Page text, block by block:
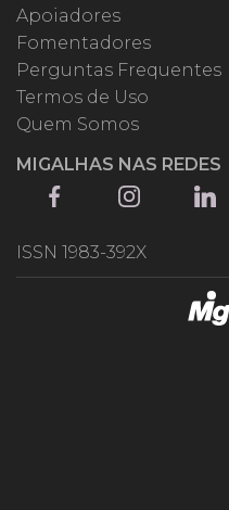
Apoiadores
Fomentadores
Perguntas Frequentes
Termos de Uso
Quem Somos
MIGALHAS NAS REDES
ISSN 1983-392X